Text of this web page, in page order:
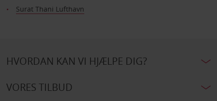
Surat Thani Lufthavn
HVORDAN KAN VI HJÆLPE DIG?
VORES TILBUD